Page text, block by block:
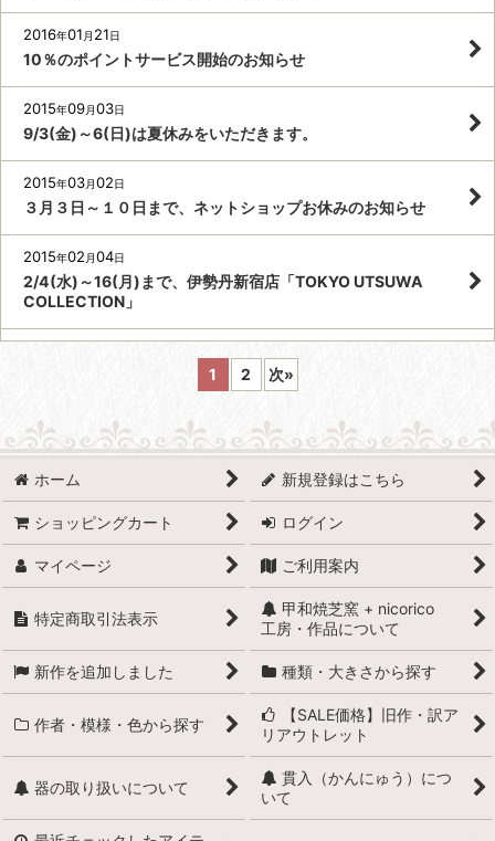
2016年01 月 21日
10％のポイントサービス開始のお知らせ
2015年09月03日
9/3(金)～6(日)は夏休みをいただきます。
2015年03月02日
３月３日～１０日まで、ネットショップお休みのお知らせ
2015年02 月04日
2/4(水)～16(月)まで、伊勢丹新宿店「TOKYO UTSUWA
COLLECTION」
1 2 次»
ホーム 新規登録はこちら
ショッピングカート ログイン
マイページ ご利用案内
特定商取引法表示
甲和焼芝窯 + nicorico
工房・作品について
新作を追加しました 種類・大きさから探す
作者・模様・色から探す
【SALE価格】旧作・訳ア
リアウトレット
器の取り扱いについて
貫入（かんにゅう）につ
いて